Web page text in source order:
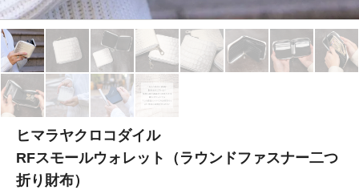
ヒマラヤクロコダイル
RFスモールウォレット（ラウンドファスナー二つ
折り財布）